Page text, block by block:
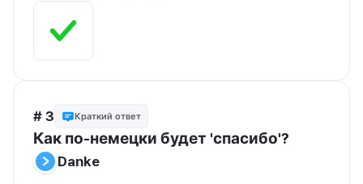
# 3 Краткий ответ
Как по-немецки будет 'спасибо'?
Danke